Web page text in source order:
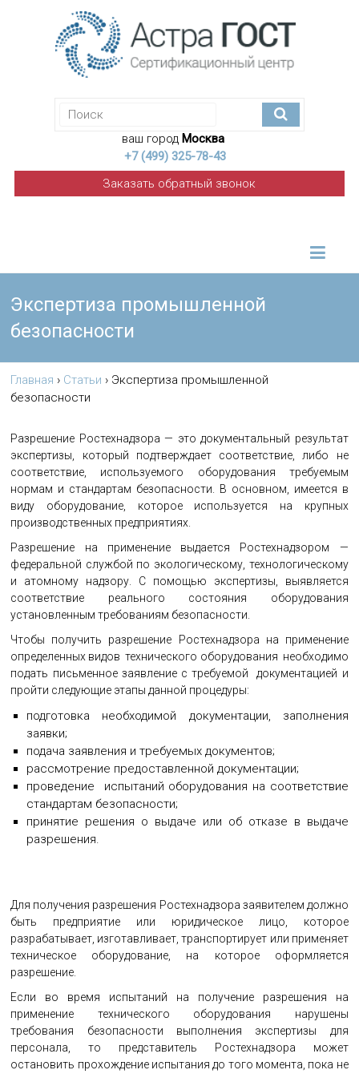
ваш город Москва
+7 (499) 325-78-43
Заказать обратный звонок
Экспертиза промышленной
безопасности
Главная › Статьи › Экспертиза промышленной
безопасности
Разрешение Ростехнадзора — это документальный результат
экспертизы, который подтверждает соответствие, либо не
соответствие, используемого оборудования требуемым
нормам и стандартам безопасности. В основном, имеется в
виду оборудование, которое используется на крупных
производственных предприятиях.
Разрешение на применение выдается Ростехнадзором —
федеральной службой по экологическому, технологическому
и атомному надзору. С помощью экспертизы, выявляется
соответствие реального состояния оборудования
установленным требованиям безопасности.
Чтобы получить разрешение Ростехнадзора на применение
определенных видов технического оборудования необходимо
подать письменное заявление с требуемой документацией и
пройти следующие этапы данной процедуры:
подготовка необходимой документации, заполнения
заявки;
подача заявления и требуемых документов;
рассмотрение предоставленной документации;
проведение испытаний оборудования на соответствие
стандартам безопасности;
принятие решения о выдаче или об отказе в выдаче
разрешения.
Для получения разрешения Ростехнадзора заявителем должно
быть предприятие или юридическое лицо, которое
разрабатывает, изготавливает, транспортирует или применяет
техническое оборудование, на которое оформляется
разрешение.
Если во время испытаний на получение разрешения на
применение технического оборудования нарушены
требования безопасности выполнения экспертизы для
персонала, то представитель Ростехнадзора может
остановить прохождение испытания до того момента, пока не